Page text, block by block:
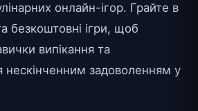
онлайн-ігор. Грайте в
безкоштовні ігри, щоб
випікання та
нескінченним задоволенням у